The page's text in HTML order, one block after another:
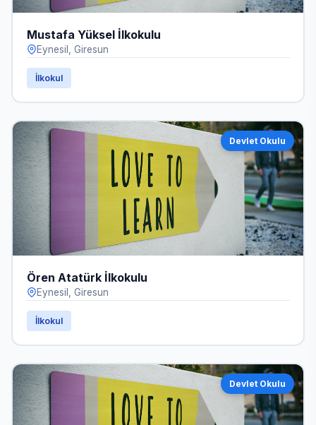
Mustafa Yüksel İlkokulu
Eynesil, Giresun
İlkokul
Devlet Okulu
Ören Atatürk İlkokulu
Eynesil, Giresun
İlkokul
Devlet Okulu